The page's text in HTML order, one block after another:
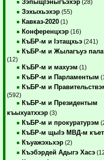
ЗэпыщIэныгъэхэр (28)
Зэхыхьэхэр (55)
Кавказ-2020 (1)
Конференцхэр (16)
КъБР-м и Iэтащхьэ (241)
КъБР-м и Жылагъуэ
(12)
КъБР-м и махуэм (1)
КъБР-м и Парламентым
КъБР-м и
(592)
КъБР-м и Президентым
къыхуатххэр (3)
КъБР-м и прокуратурэм
КъБР-м щыIэ МВД-м къет
Къуажэхьхэр (2)
Къэбэрдей Адыгэ Хасэ